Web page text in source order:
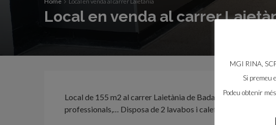
Local en venda al carrer
Local de 155 m2 al carrer Laietània de Badalona. Ideal per
professionals,… Disposa de 2 lavabos i calefacció. Bona
MGI RINA,
Si premeu
Podeu obtenir